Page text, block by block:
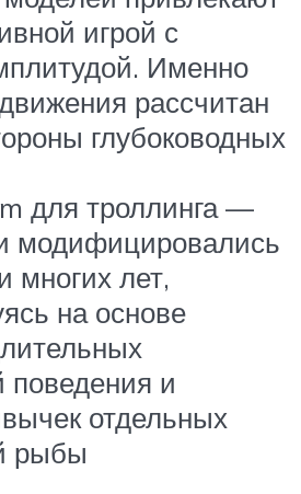
игрой с
Именно
рассчитан
глубоководных
для троллинга —
модифицировались
многих лет,
на основе
поведения и
отдельных
рыбы